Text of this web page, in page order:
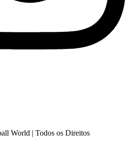
World | Todos os Direitos